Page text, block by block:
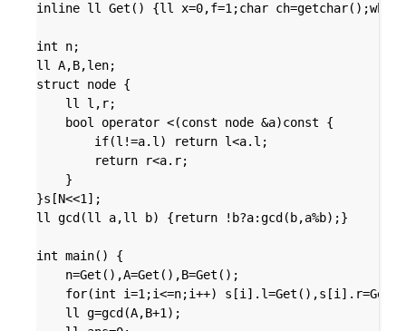
inline ll Get() {ll x=0,f=1;char
int n;
ll A,B,len;
struct node {
}s[N<<1];
ll gcd(ll a,ll b) {return !b?a:gcd(b,a%b);}
int main() {